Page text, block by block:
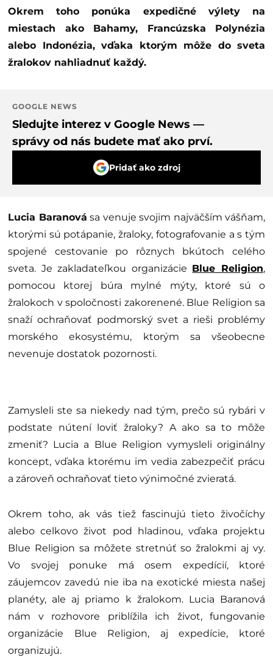
Okrem toho ponúka expedičné výlety na
miestach ako Bahamy, Francúzska Polynézia
alebo Indonézia, vďaka ktorým môže do sveta
žralokov nahliadnuť každý.
GOOGLE NEWS
Sledujte interez v Google News —
správy od nás budete mať ako prví.
Pridať ako zdroj
Lucia Baranová sa venuje svojim najväčším vášňam,
ktorými sú potápanie, žraloky, fotografovanie a s tým
spojené cestovanie po rôznych bkútoch celého
sveta. Je zakladateľkou organizácie Blue Religion,
pomocou ktorej búra mylné mýty, ktoré sú o
žralokoch v spoločnosti zakorenené. Blue Religion sa
snaží ochraňovať podmorský svet a rieši problémy
morského ekosystému, ktorým sa všeobecne
nevenuje dostatok pozornosti.
Zamysleli ste sa niekedy nad tým, prečo sú rybári v
podstate nútení loviť žraloky? A ako sa to môže
zmeniť? Lucia a Blue Religion vymysleli originálny
koncept, vďaka ktorému im vedia zabezpečiť prácu
a zároveň ochraňovať tieto výnimočné zvieratá.
Okrem toho, ak vás tiež fascinujú tieto živočíchy
alebo celkovo život pod hladinou, vďaka projektu
Blue Religion sa môžete stretnúť so žralokmi aj vy.
Vo svojej ponuke má osem expedícií, ktoré
záujemcov zavedú nie iba na exotické miesta našej
planéty, ale aj priamo k žralokom. Lucia Baranová
nám v rozhovore priblížila ich život, fungovanie
organizácie Blue Religion, aj expedície, ktoré
organizujú.